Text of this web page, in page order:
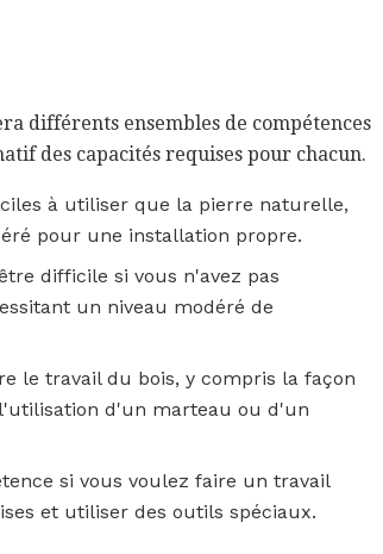
différents ensembles de compétences
des capacités requises pour chacun.
à utiliser que la pierre naturelle,
pour une installation propre.
difficile si vous n'avez pas
un niveau modéré de
le travail du bois, y compris la façon
d'un marteau ou d'un
si vous voulez faire un travail
et utiliser des outils spéciaux.